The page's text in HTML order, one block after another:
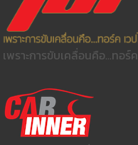
เพราะการขับเคลื่อนคือ...ทอร์ค